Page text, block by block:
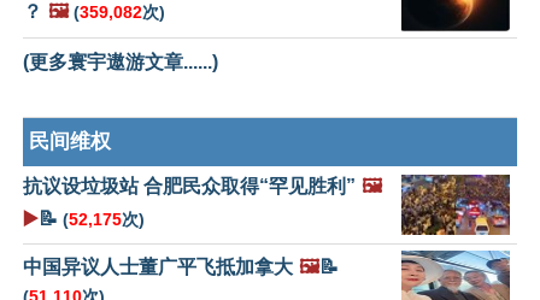
？ 🖼️ (359,082次)
(更多寰宇遨游文章......)
民间维权
抗议设垃圾站 合肥民众取得“罕见胜利” 🖼️
▶️📝 (52,175次)
中国异议人士董广平飞抵加拿大 🖼️📝